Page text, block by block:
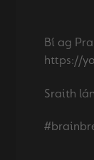
Bí ag
https://
Sraith